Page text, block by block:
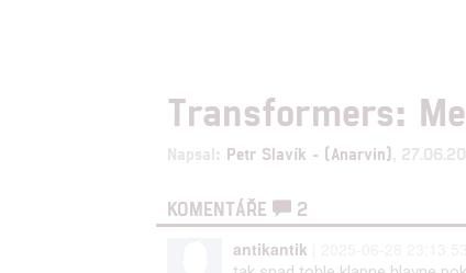
Transformers:
Napsal: Petr Slavík - (Anarvin) ,
KOMENTÁŘE
2
antikantik